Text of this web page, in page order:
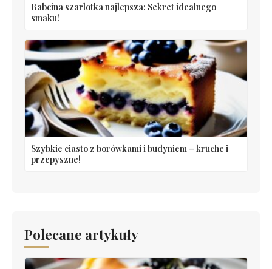
Babcina szarlotka najlepsza: Sekret idealnego
smaku!
Szybkie ciasto z borówkami i budyniem – kruche i
przepyszne!
Polecane artykuły